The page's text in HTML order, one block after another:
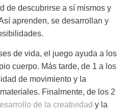
de descubrirse a sí mismos y
aprenden, se desarrollan y
de vida, el juego ayuda a los
cuerpo. Más tarde, de 1 a los
de movimiento y la
Finalmente, de los 2
de la creatividad y la